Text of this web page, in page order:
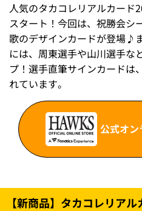
人気のタカコレリアルカード
スタート！今回は、祝勝会シ
歌のデザインカードが登場♪
には、周東選手や山川選手な
プ！選手直筆サインカードは
れています。
公式オ
【新商品】タカコレリア